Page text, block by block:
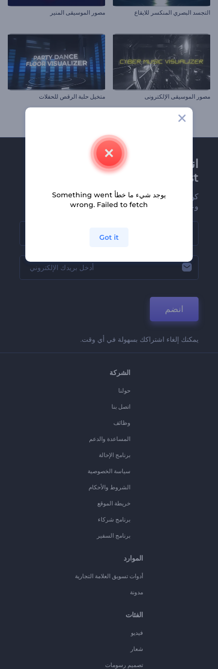
التجسد البصري المنكسر للايقاع مصور الموسيقى المنير
مصور الموسيقى الإلكترونى متخيل حلبة الرقص للحفلات
انضم إلى نشرة
Renderforest الإخبارية
كن من بين أوائل من يستلمون أحدث أخبارنا
وعروضنا
انضم
يمكنك إلغاء اشتراكك بسهولة في أي وقت.
الشركة
حولنا
اتصل بنا
وظائف
المساعدة والدعم
برنامج الإحالة
سياسة الخصوصية
الشروط والأحكام
خريطة الموقع
برنامج شركاء
برنامج السفير
الموارد
أدوات تسويق العلامة التجارية
مدونة
الفئات
فيديو
شعار
تصميم رسومات
يوجد شيء ما خطأ Something went
wrong. Failed to fetch
Got it